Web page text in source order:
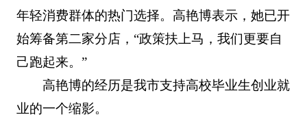
年轻消费群体的热门选择。高艳博表示，她已开
始筹备第二家分店，“政策扶上马，我们更要自
己跑起来。”
高艳博的经历是我市支持高校毕业生创业就
业的一个缩影。